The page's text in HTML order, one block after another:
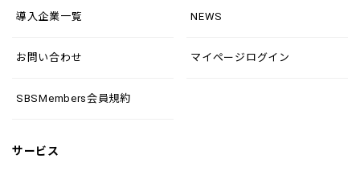
導入企業一覧 NEWS
お問い合わせ マイページログイン
SBSMembers会員規約
サービス